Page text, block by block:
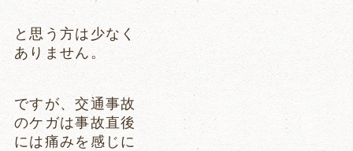
と思う方は少なく
ありません。
ですが、交通事故
のケガは事故直後
には痛みを感じに